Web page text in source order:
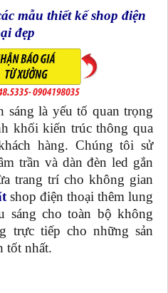
mẫu thiết kế shop điện
đẹp
sáng là yếu tố quan trọng
khối kiến trúc thông qua
hàng. Chúng tôi sử
trần và dàn đèn led gắn
trang trí cho không gian
shop điện thoại thêm lung
sáng cho toàn bộ không
trực tiếp cho những sản
tốt nhất.